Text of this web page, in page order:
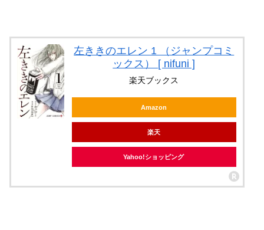
左ききのエレン 1 （ジャンプコミ
ックス） [ nifuni ]
楽天ブックス
Amazon
楽天
Yahoo!ショッピング